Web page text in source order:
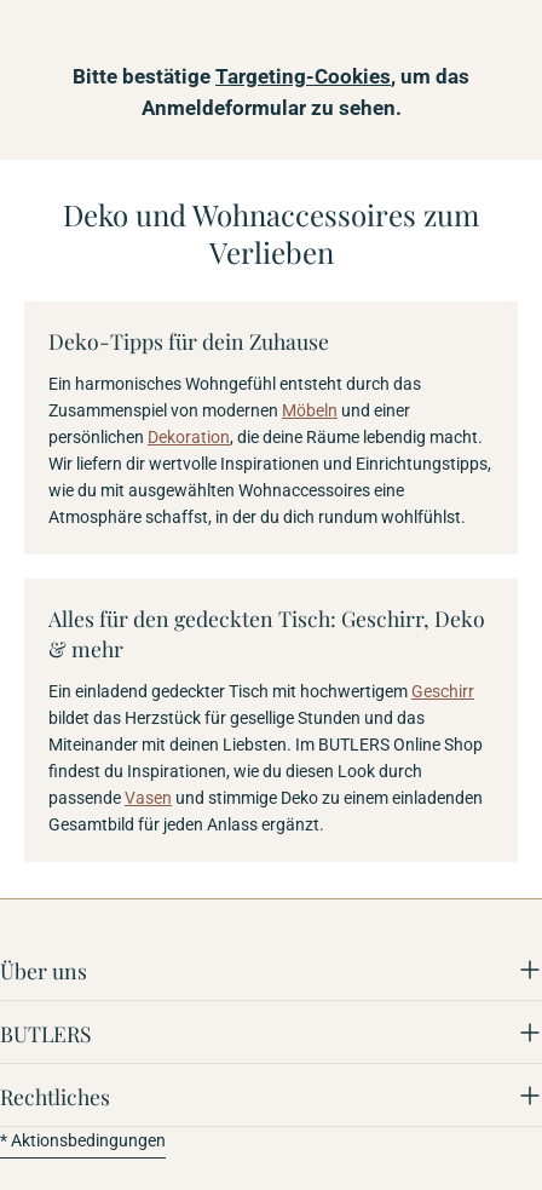
Bitte bestätige Targeting-Cookies, um das
Anmeldeformular zu sehen.
Deko und Wohnaccessoires zum
Verlieben
Deko-Tipps für dein Zuhause
Ein harmonisches Wohngefühl entsteht durch das
Zusammenspiel von modernen Möbeln und einer
persönlichen Dekoration, die deine Räume lebendig macht.
Wir liefern dir wertvolle Inspirationen und Einrichtungstipps,
wie du mit ausgewählten Wohnaccessoires eine
Atmosphäre schaffst, in der du dich rundum wohlfühlst.
Alles für den gedeckten Tisch: Geschirr, Deko
& mehr
Ein einladend gedeckter Tisch mit hochwertigemGeschirr
bildet das Herzstück für gesellige Stunden und das
Miteinander mit deinen Liebsten. Im BUTLERS Online Shop
findest du Inspirationen, wie du diesen Look durch
passendeVasen und stimmige Deko zu einem einladenden
Gesamtbild für jeden Anlass ergänzt.
Über uns
BUTLERS
Rechtliches
* Aktionsbedingungen